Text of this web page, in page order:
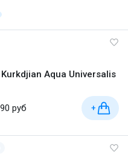
Aqua Universalis
руб +